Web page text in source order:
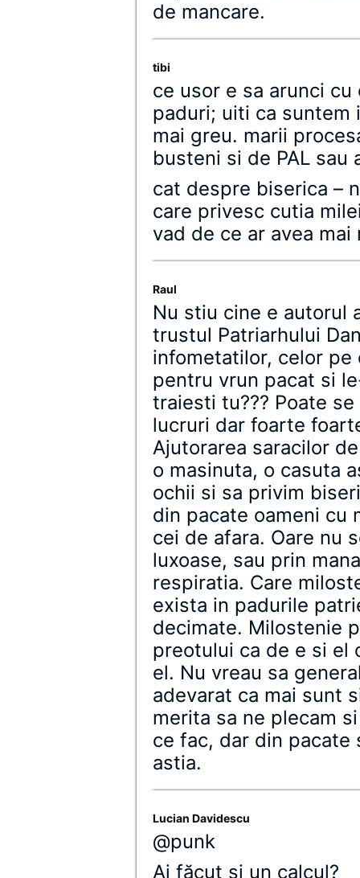
de mancare.
tibi
ce usor e sa arunci
paduri; uiti ca suntem
mai greu. marii
busteni si de PAL sau
cat despre biserica –
care privesc cutia
vad de ce ar avea
Raul
Nu stiu cine e autorul
trustul Patriarhului
infometatilor, celor
pentru vrun pacat si
traiesti tu??? Poate
lucruri dar foarte
Ajutorarea saracilor
o masinuta, o casuta
ochii si sa privim
din pacate oameni cu
cei de afara. Oare nu
luxoase, sau prin
respiratia. Care
exista in padurile
decimate. Milostenie
preotului ca de e si el
el. Nu vreau sa
adevarat ca mai sunt
merita sa ne plecam
ce fac, dar din pacate
astia.
Lucian Davidescu
@punk
Ai făcut şi un calcul?